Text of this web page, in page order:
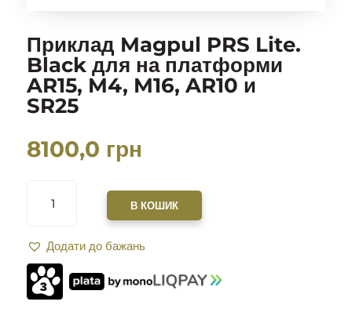
Приклад Magpul PRS Lite.
Black для на платформи
AR15, M4, M16, AR10 и
SR25
8100,0 грн
MAGPUL
BLACK
ДЛЯ
НА
ПЛАТФОРМИ
В КОШИК
Додати до бажань